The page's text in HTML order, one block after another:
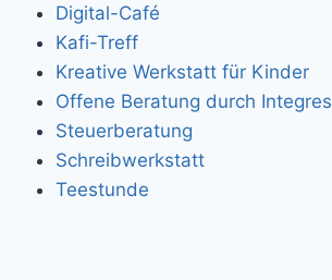
Digital-Café
Kafi-Treff
Kreative Werkstatt für Kinder
Offene Beratung durch Integres
Steuerberatung
Schreibwerkstatt
Teestunde